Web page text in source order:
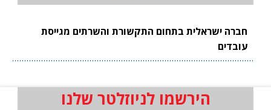
חברה ישראלית בתחום התקשורת והשרתים מגייסת
עובדים
הירשמו לניוזלטר שלנו